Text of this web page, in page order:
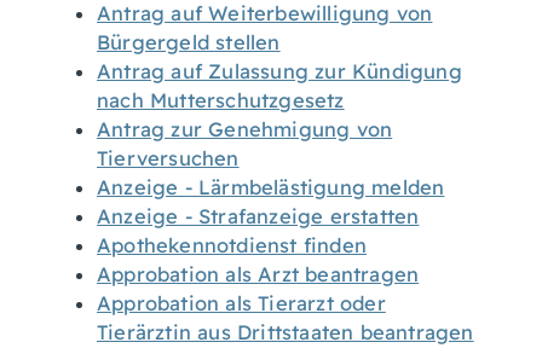
Antrag auf Weiterbewilligung von
Bürgergeld stellen
Antrag auf Zulassung zur Kündigung
nach Mutterschutzgesetz
Antrag zur Genehmigung von
Tierversuchen
Anzeige - Lärmbelästigung melden
Anzeige - Strafanzeige erstatten
Apothekennotdienst finden
Approbation als Arzt beantragen
Approbation als Tierarzt oder
Tierärztin aus Drittstaaten beantragen